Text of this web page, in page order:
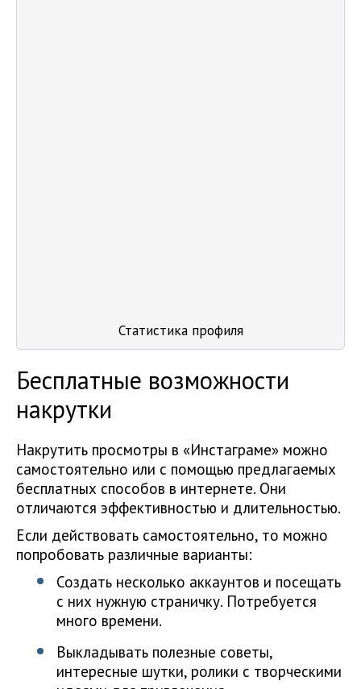
Статистика профиля
Бесплатные возможности
накрутки
Накрутить просмотры в «Инстаграме» можно
самостоятельно или с помощью предлагаемых
бесплатных способов в интернете. Они
отличаются эффективностью и длительностью.
Если действовать самостоятельно, то можно
попробовать различные варианты:
Создать несколько аккаунтов и посещать
с них нужную страничку. Потребуется
много времени.
Выкладывать полезные советы,
интересные шутки, ролики с творческими